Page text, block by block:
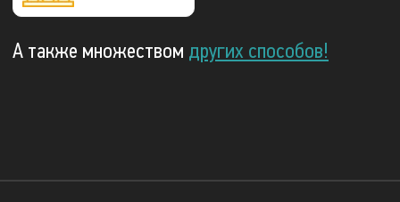
А также множеством других способов!